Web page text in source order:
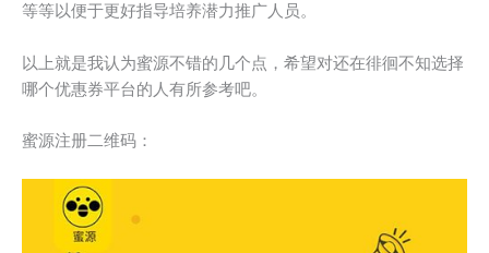
等等以便于更好指导培养潜力推广人员。
以上就是我认为蜜源不错的几个点，希望对还在徘徊不知选择
哪个优惠券平台的人有所参考吧。
蜜源注册二维码：